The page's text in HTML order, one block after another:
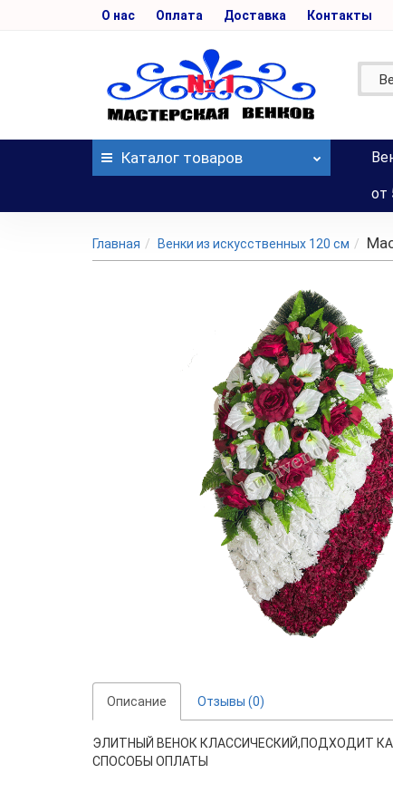
О нас Оплата Доставка Контакты
Каталог товаров
от
Главная Венки из искусственных 120 см
Описание Отзывы (0)
ЭЛИТНЫЙ ВЕНОК КЛАССИЧЕСКИЙ,ПОДХОДИТ
СПОСОБЫ ОПЛАТЫ